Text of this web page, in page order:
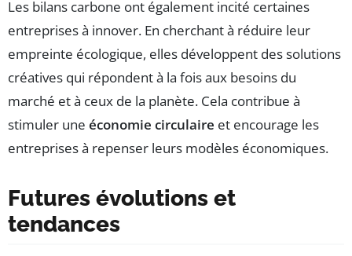
Les bilans carbone ont également incité certaines
entreprises à innover. En cherchant à réduire leur
empreinte écologique, elles développent des solutions
créatives qui répondent à la fois aux besoins du
marché et à ceux de la planète. Cela contribue à
stimuler une économie circulaire et encourage les
entreprises à repenser leurs modèles économiques.
Futures évolutions et
tendances